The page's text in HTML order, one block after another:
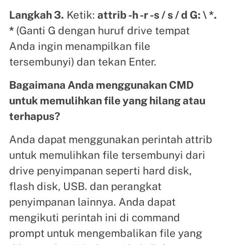
Langkah 3. Ketik: attrib -h -r -s / s / d G: \ *.
* (Ganti G dengan huruf drive tempat
Anda ingin menampilkan file
tersembunyi) dan tekan Enter.
Bagaimana Anda menggunakan CMD
untuk memulihkan file yang hilang atau
terhapus?
Anda dapat menggunakan perintah attrib
untuk memulihkan file tersembunyi dari
drive penyimpanan seperti hard disk,
flash disk, USB. dan perangkat
penyimpanan lainnya. Anda dapat
mengikuti perintah ini di command
prompt untuk mengembalikan file yang